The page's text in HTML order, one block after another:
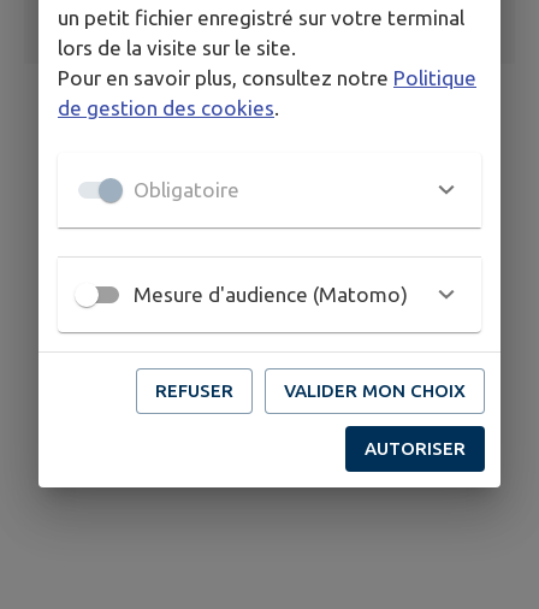
un petit fichier enregistré sur votre terminal
lors de la visite sur le site.
Pour en savoir plus, consultez notre Politique
de gestion des cookies
Obligatoire
Mesure d'audience (Matomo)
REFUSER VALIDER MON CHOIX
AUTORISER